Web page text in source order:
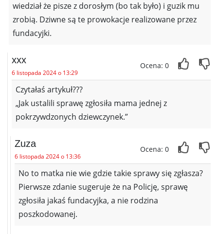
wiedział że pisze z dorosłym (bo tak było) i guzik mu
zrobią. Dziwne są te prowokacje realizowane przez
fundacyjki.
xxx
6 listopada 2024 o 13:29
Ocena: 0
Czytałaś artykuł???
„Jak ustalili sprawę zgłosiła mama jednej z
pokrzywdzonych dziewczynek.”
Zuza
6 listopada 2024 o 13:36
Ocena: 0
No to matka nie wie gdzie takie sprawy się zgłasza?
Pierwsze zdanie sugeruje że na Policję, sprawę
zgłosiła jakaś fundacyjka, a nie rodzina
poszkodowanej.